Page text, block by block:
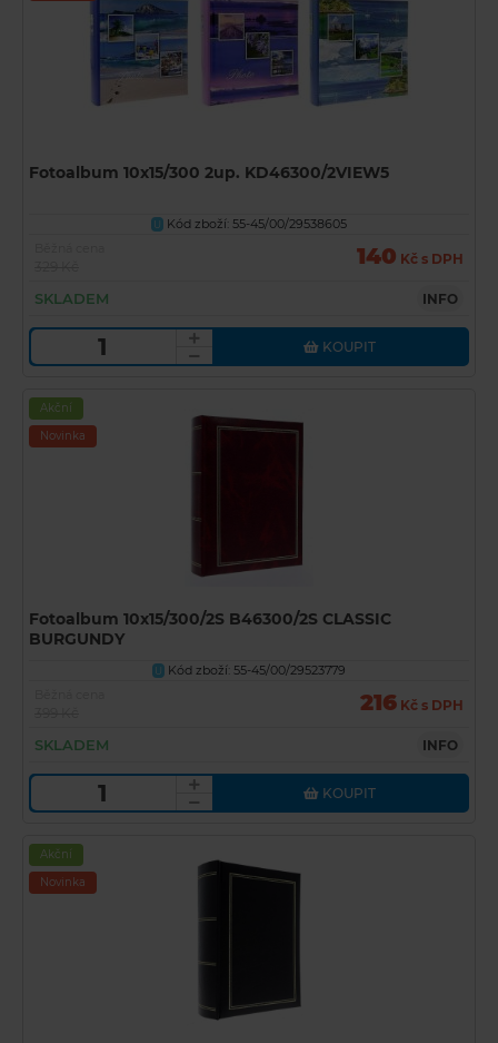
Fotoalbum 10x15/300 2up. KD46300/2VIEW5
U
Kód zboží: 55-45/00/29538605
140 Kč s DPH
SKLADEM INFO
KOUPIT
Akční
Novinka
Fotoalbum 10x15/300/2S B46300/2S CLASSIC
BURGUNDY
U
Kód zboží: 55-45/00/29523779
216 Kč s DPH
SKLADEM INFO
KOUPIT
Akční
Novinka